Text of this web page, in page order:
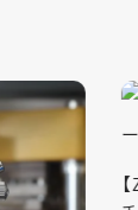
スポーツ